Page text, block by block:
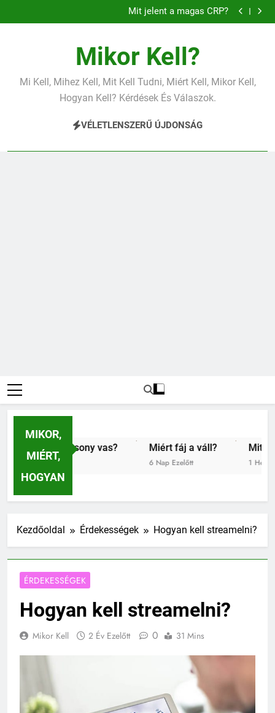
a
Mit jelent a magas CRP?
Mit jelent a magas vérnyomás?
Miért fáj a váll?
Mit jelent a magas CRP?
Mit jelent a magas vérnyomás?
Mit jelent az alacsony vas?
Miért fáj a váll?
Mikor Kell?
Mi Kell, Mihez Kell, Mit Kell Tudni, Miért Kell, Mikor Kell,
Hogyan Kell? Kérdések És Válaszok.
VÉLETLENSZERŰ ÚJDONSÁG
MIKOR,
MIÉRT,
HOGYAN
az alacsony vas? Miért fáj a váll?
6 Nap Ezelőtt
Mit jelent az
1 Hét Ezelőtt
Kezdőoldal Érdekességek Hogyan kell streamelni?
ÉRDEKESSÉGEK
Hogyan kell streamelni?
Mikor Kell 2 Év Ezelőtt 0 31 Mins